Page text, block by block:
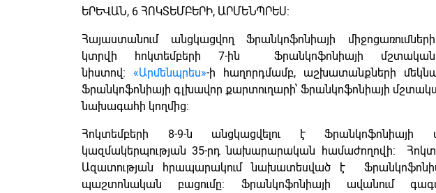
ԵՐԵՎԱՆ, 6 ՀՈԿՏԵՄԲԵՐԻ, ԱՐՄԵՆՊՐԵՍ:
Հայաստանում անցկացվող Ֆրանկոֆոնիայի
կտրվի հոկտեմբերի 7-ին Ֆրանկոֆոնիայի
նիստով: «Արմենպրես»-ի հաղորդմամբ, աշխատանքների
Ֆրանկոֆոնիայի գլխավոր քարտուղարի՝ Ֆրանկոֆոնիայի
նախագահի կողմից:
Հոկտեմբերի 8-9-ն անցկացվելու է Ֆրանկոֆոնիայի
կազմակերպության 35-րդ նախարարական համաժողովի:
Ազատության հրապարակում նախատեսված է
պաշտոնական բացումը: Ֆրանկոֆոնիայի ավանում